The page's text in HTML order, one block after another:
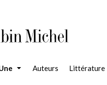
Auteurs Littérature